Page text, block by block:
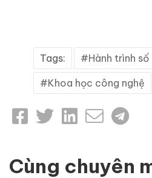
Tags: Hành trình số
Khoa học công nghệ
Cùng chuyên